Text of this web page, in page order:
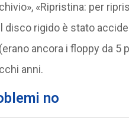
«Ripristina: per
disco rigido è stato
ancora i floppy da 5
anni.
no